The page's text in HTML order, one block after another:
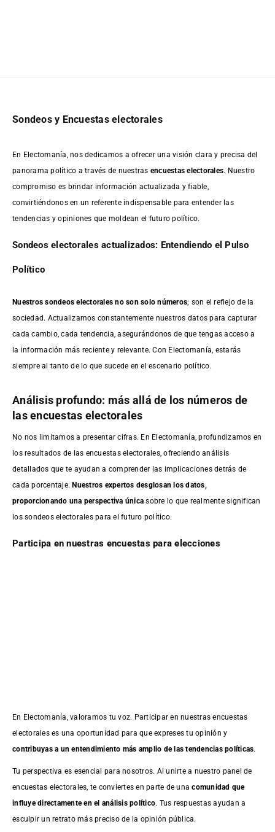
Sondeos y Encuestas electorales
En Electomanía, nos dedicamos a ofrecer una visión clara y precisa del
panorama político a través de nuestras encuestas electorales. Nuestro
compromiso es brindar información actualizada y fiable,
convirtiéndonos en un referente indispensable para entender las
tendencias y opiniones que moldean el futuro político.
Sondeos electorales actualizados: Entendiendo el Pulso
Político
Nuestros sondeos electorales no son solo números; son el reflejo de la
sociedad. Actualizamos constantemente nuestros datos para capturar
cada cambio, cada tendencia, asegurándonos de que tengas acceso a
la información más reciente y relevante. Con Electomanía, estarás
siempre al tanto de lo que sucede en el escenario político.
Análisis profundo: más allá de los números de
las encuestas electorales
No nos limitamos a presentar cifras. En Electomanía, profundizamos en
los resultados de las encuestas electorales, ofreciendo análisis
detallados que te ayudan a comprender las implicaciones detrás de
cada porcentaje.Nuestros expertos desglosan los datos,
proporcionando una perspectiva única sobre lo que realmente significan
los sondeos electorales para el futuro político.
Participa en nuestras encuestas para elecciones
En Electomanía, valoramos tu voz. Participar en nuestras encuestas
electorales es una oportunidad para que expreses tu opinión y
contribuyas a un entendimiento más amplio de las tendencias políticas.
Tu perspectiva es esencial para nosotros. Al unirte a nuestro panel de
encuestas electorales, te conviertes en parte de unacomunidad que
influye directamente en el análisis político. Tus respuestas ayudan a
esculpir un retrato más preciso de la opinión pública.